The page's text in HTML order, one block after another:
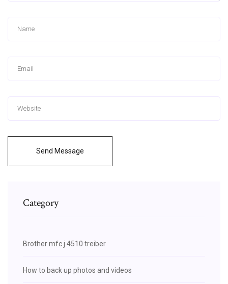
Send Message
Category
Brother mfc j 4510 treiber
How to back up photos and videos